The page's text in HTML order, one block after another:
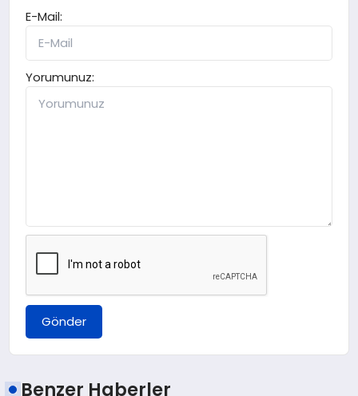
E-Mail:
Yorumunuz:
Gönder
Benzer Haberler